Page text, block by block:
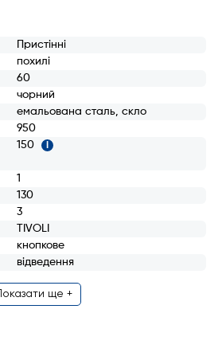
Пристінні
похилі
60
чорний
емальована сталь, скло
950
150
1
130
3
TIVOLI
кнопкове
відведення
Показати ще +